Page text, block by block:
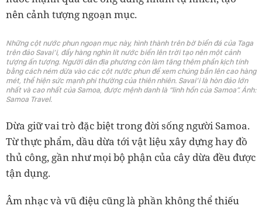
nên cảnh tượng ngoạn mục.
Những cột nước phun ngoạn mục này, hình thành trên bờ biển đá của Taga
trên đảo Savai’i, đẩy hàng nghìn lít nước biển lên trời tạo nên một cảnh
tượng ấn tượng. Người dân địa phương còn làm tăng thêm phần kịch tính
bằng cách ném dừa vào các cột nước phun để xem chúng bắn lên cao hàng
mét, thể hiện sức mạnh phi thường của thiên nhiên. Savai’i là hòn đảo lớn
nhất và cao nhất của Samoa, được mệnh danh là “linh hồn của Samoa”. Ảnh:
Samoa Travel.
Dừa giữ vai trò đặc biệt trong đời sống người Samoa.
Từ thực phẩm, dầu dừa tới vật liệu xây dựng hay đồ
thủ công, gần như mọi bộ phận của cây dừa đều được
tận dụng.
Âm nhạc và vũ điệu cũng là phần không thể thiếu